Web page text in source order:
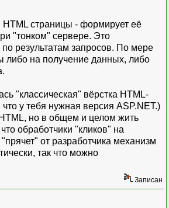
HTML страницы - формирует её
"тонком" сервере. Это
результатам запросов. По мере
либо на получение данных, либо
"классическая" вёрстка HTML-
у тебя нужная версия ASP.NET.)
но в общем и целом жить
обработчики "кликов" на
от разработчика механизм
так что можно
Записан